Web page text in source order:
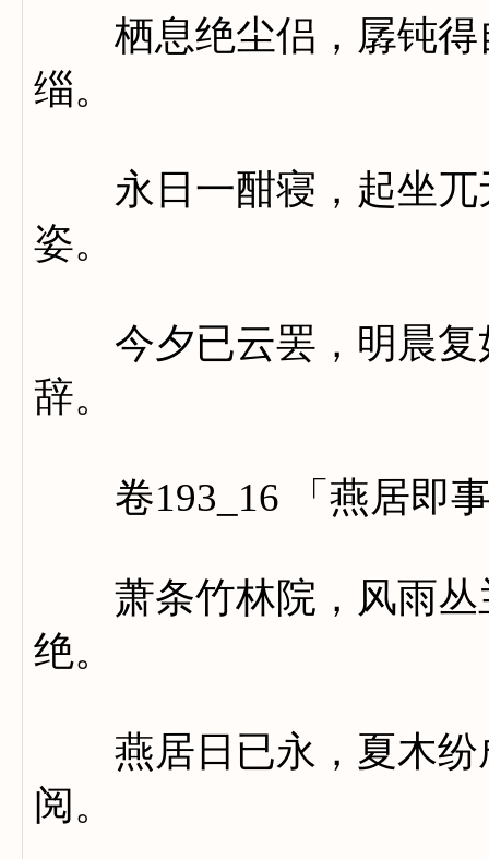
栖息绝尘侣，孱钝得
缁。
永日一酣寝，起坐兀
姿。
今夕已云罢，明晨复
辞。
卷193_16 「燕居即
萧条竹林院，风雨丛
绝。
燕居日已永，夏木纷
阅。